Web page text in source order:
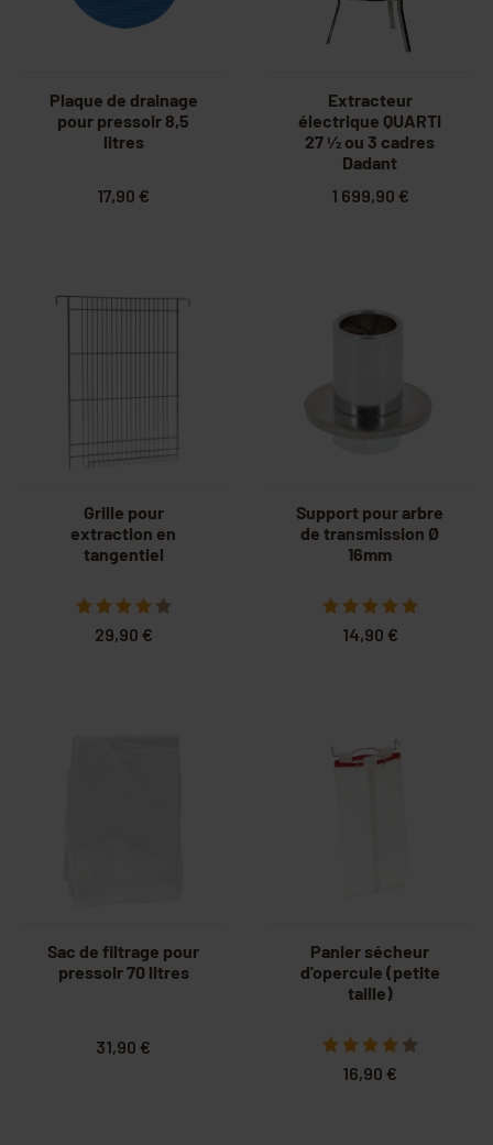
Plaque de drainage
pour pressoir 8,5
litres
17,90 €
Extracteur
électrique QUARTI
27 1⁄2 ou 3 cadres
Dadant
1 699,90 €
Grille pour
extraction en
tangentiel
29,90 €
Support pour arbre
de transmission Ø
16mm
14,90 €
Sac de filtrage pour
pressoir 70 litres
31,90 €
Panier sécheur
d'opercule (petite
taille)
16,90 €